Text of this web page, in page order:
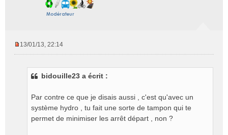
13/01/13, 22:14
bidouille23 a écrit :
Par contre ce que je disais aussi , c'est qu'avec un
système hydro , tu fait une sorte de tampon qui te
permet de minimiser les arrêt départ , non ?